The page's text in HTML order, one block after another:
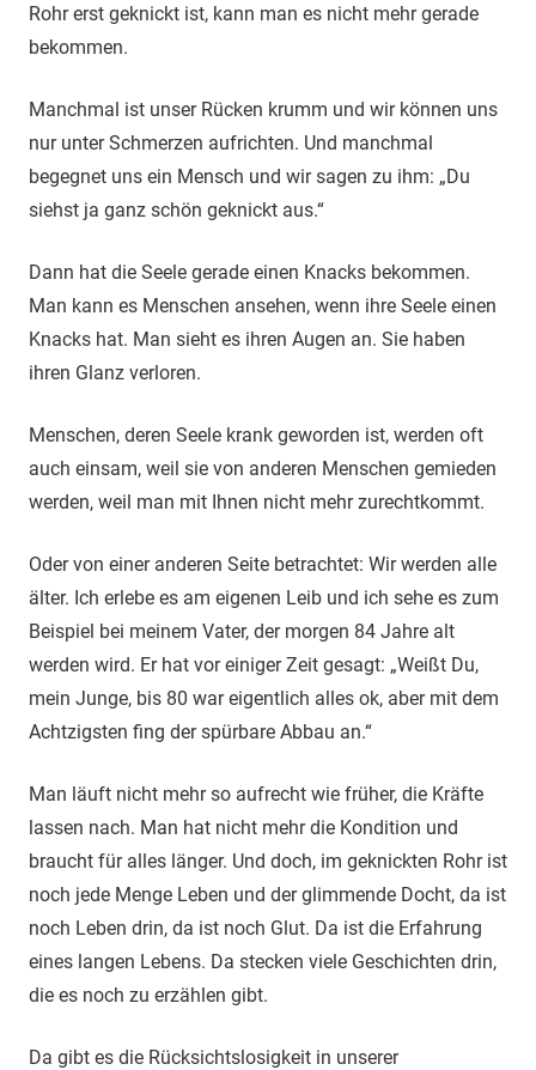
Rohr erst geknickt ist, kann man es nicht mehr gerade
bekommen.
Manchmal ist unser Rücken krumm und wir können uns
nur unter Schmerzen aufrichten. Und manchmal
begegnet uns ein Mensch und wir sagen zu ihm: „Du
siehst ja ganz schön geknickt aus.“
Dann hat die Seele gerade einen Knacks bekommen.
Man kann es Menschen ansehen, wenn ihre Seele einen
Knacks hat. Man sieht es ihren Augen an. Sie haben
ihren Glanz verloren.
Menschen, deren Seele krank geworden ist, werden oft
auch einsam, weil sie von anderen Menschen gemieden
werden, weil man mit Ihnen nicht mehr zurechtkommt.
Oder von einer anderen Seite betrachtet: Wir werden alle
älter. Ich erlebe es am eigenen Leib und ich sehe es zum
Beispiel bei meinem Vater, der morgen 84 Jahre alt
werden wird. Er hat vor einiger Zeit gesagt: „Weißt Du,
mein Junge, bis 80 war eigentlich alles ok, aber mit dem
Achtzigsten fing der spürbare Abbau an.“
Man läuft nicht mehr so aufrecht wie früher, die Kräfte
lassen nach. Man hat nicht mehr die Kondition und
braucht für alles länger. Und doch, im geknickten Rohr ist
noch jede Menge Leben und der glimmende Docht, da ist
noch Leben drin, da ist noch Glut. Da ist die Erfahrung
eines langen Lebens. Da stecken viele Geschichten drin,
die es noch zu erzählen gibt.
Da gibt es die Rücksichtslosigkeit in unserer